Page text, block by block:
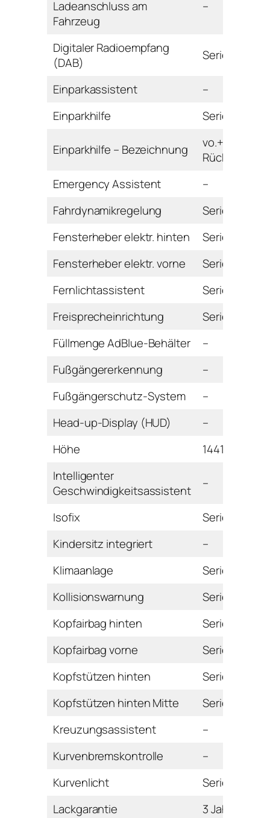
Ladeanschluss am
Fahrzeug
–
Digitaler Radioempfang
(DAB)
Serie
Einparkassistent
–
Einparkhilfe
Serie
Einparkhilfe – Bezeichnung
vo.+hi. mit
Emergency Assistent
–
Fahrdynamikregelung
Serie
Fensterheber elektr. hinten
Serie
Fensterheber elektr. vorne
Serie
Fernlichtassistent
Serie
Freisprecheinrichtung
Serie
Füllmenge AdBlue-Behälter
–
Fußgängererkennung
–
Fußgängerschutz-System
–
Head-up-Display (HUD)
–
Höhe
1441 mm
Intelligenter
Geschwindigkeitsassistent
–
Isofix
Serie
Kindersitz integriert
–
Klimaanlage
Serie
Kollisionswarnung
Serie
Kopfairbag hinten
Serie
Kopfairbag vorne
Serie
Kopfstützen hinten
Serie
Kopfstützen hinten Mitte
Serie
Kreuzungsassistent
–
Kurvenbremskontrolle
–
Kurvenlicht
Serie
Lackgarantie
3 Jahre